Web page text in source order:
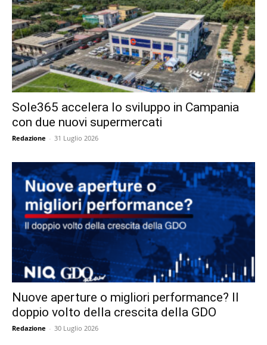
Sole365 accelera lo sviluppo in Campania
con due nuovi supermercati
Redazione - 31 Luglio 2026
Nuove aperture o migliori performance? Il
doppio volto della crescita della GDO
Redazione - 30 Luglio 2026